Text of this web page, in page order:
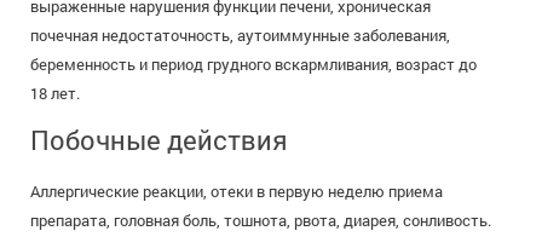
выраженные нарушения функции печени, хроническая
почечная недостаточность, аутоиммунные заболевания,
беременность и период грудного вскармливания, возраст до
18 лет.
Побочные действия
Аллергические реакции, отеки в первую неделю приема
препарата, головная боль, тошнота, рвота, диарея, сонливость.